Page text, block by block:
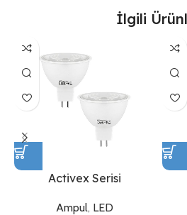
İlgili
Activex Serisi
Ampul, LED